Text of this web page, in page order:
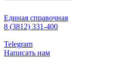
Единая справочная
8 (3812) 331-400
Telegram
Написать нам